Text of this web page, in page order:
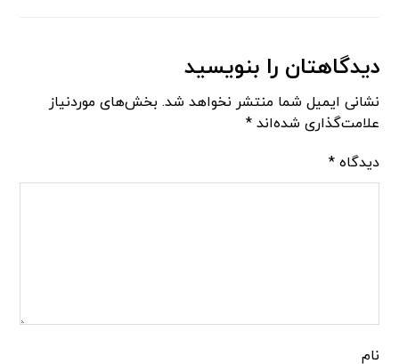
دیدگاهتان را بنویسید
نشانی ایمیل شما منتشر نخواهد شد. بخش‌های موردنیاز
علامت‌گذاری شده‌اند*
دیدگاه*
نام